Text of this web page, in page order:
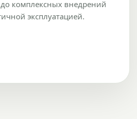
комплексных внедрений
эксплуатацией.